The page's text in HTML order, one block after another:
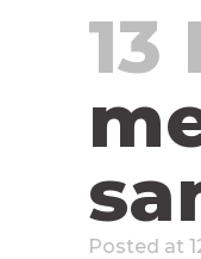
13
Posted at